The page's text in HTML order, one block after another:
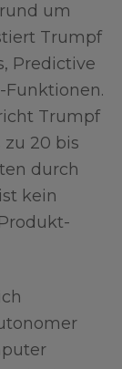
um
Trumpf
Predictive
Funktionen.
Trumpf
20 bis
durch
kein